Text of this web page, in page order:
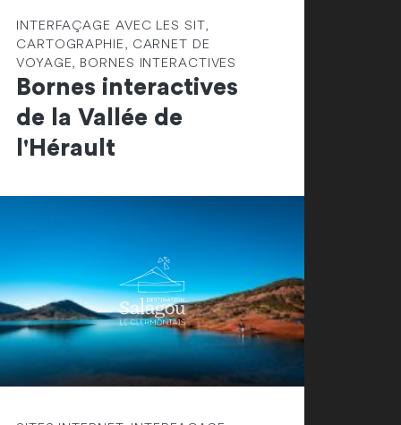
INTERFAÇAGE AVEC LES SIT,
CARTOGRAPHIE, CARNET DE
VOYAGE, BORNES INTERACTIVES
Bornes interactives
de la Vallée de
l'Hérault